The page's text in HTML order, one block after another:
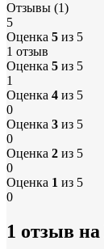
Отзывы (1)
5
Оценка 5 из 5
1 отзыв
Оценка 5 из 5
1
Оценка 4 из 5
0
Оценка 3 из 5
0
Оценка 2 из 5
0
Оценка 1 из 5
0
1 отзыв на